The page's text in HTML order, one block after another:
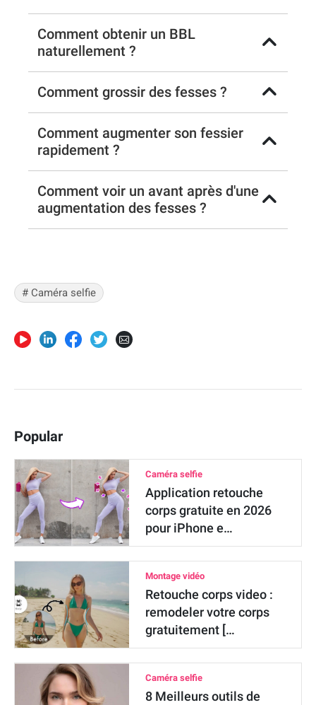
Comment obtenir un BBL
naturellement ?
Comment grossir des fesses ?
Comment augmenter son fessier
rapidement ?
Comment voir un avant après d'une
augmentation des fesses ?
# Caméra selfie
Popular
Caméra selfie
Application retouche
corps gratuite en 2026
pour iPhone e…
Montage vidéo
Retouche corps video :
remodeler votre corps
gratuitement […
Caméra selfie
8 Meilleurs outils de